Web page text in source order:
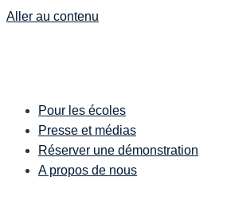
Aller au contenu
Pour les écoles
Presse et médias
Réserver une démonstration
A propos de nous